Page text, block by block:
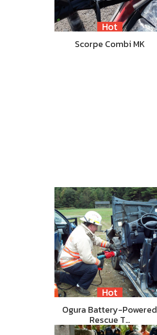
Hot
Scorpe Combi MK
Hot
Ogura Battery-Powered
Rescue T…